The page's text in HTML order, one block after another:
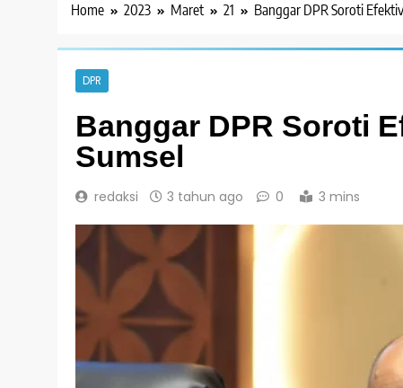
Home 2023 Maret 21 Banggar DPR Soroti
DPR
Banggar DPR Soroti
Sumsel
redaksi 3 tahun ago 0 3 mins